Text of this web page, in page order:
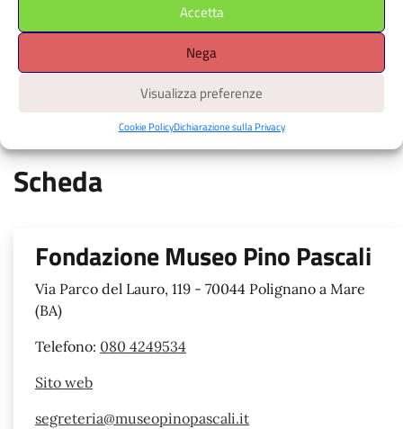
Accetta
Nega
Visualizza preferenze
Cookie PolicyDichiarazione sulla Privacy
tocca i marcatori colorati per i dettagli, muovi la mappa con due
dita, pinch per lo zoom, attiva la geolocalizzazione per avere la
Scheda
Fondazione Museo Pino Pascali
Via Parco del Lauro, 119 - 70044 Polignano a Mare
(BA)
Telefono: 080 4249534
Sito web
segreteria@museopinopascali.it